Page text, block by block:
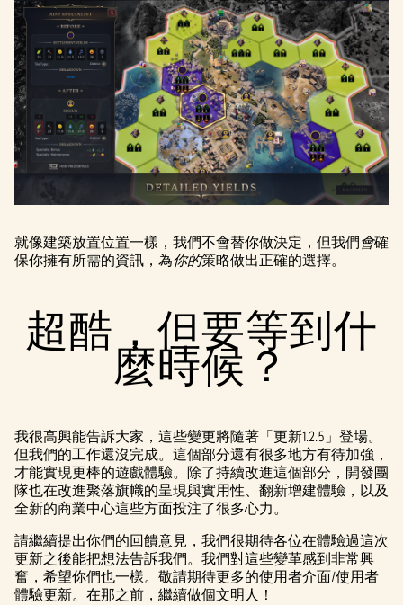
就像建築放置位置一樣，我們不會替你做決定，但我們會確
保你擁有所需的資訊，為你的策略做出正確的選擇。
超酷，但要等到什
麼時候？
我很高興能告訴大家，這些變更將隨著「更新1.2.5」登場。
但我們的工作還沒完成。這個部分還有很多地方有待加強，
才能實現更棒的遊戲體驗。除了持續改進這個部分，開發團
隊也在改進聚落旗幟的呈現與實用性、翻新增建體驗，以及
全新的商業中心這些方面投注了很多心力。
請繼續提出你們的回饋意見，我們很期待各位在體驗過這次
更新之後能把想法告訴我們。我們對這些變革感到非常興
奮，希望你們也一樣。敬請期待更多的使用者介面/使用者
體驗更新。在那之前，繼續做個文明人！